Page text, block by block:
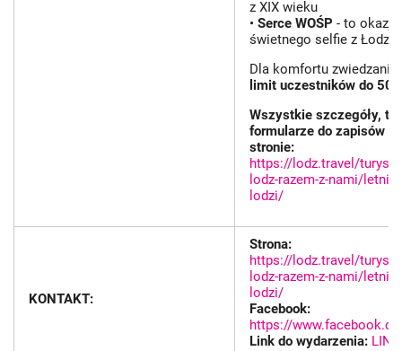
z XIX wieku
• Serce WOŚP - to
świetnego selfie z
Dla komfortu zwiedzania
limit uczestników do 50
Wszystkie szczegóły,
formularze do zapisów
stronie:
https://lodz.travel/
lodz-razem-z-nami/
lodzi/
KONTAKT:
Strona:
https://lodz.travel/
lodz-razem-z-nami/
lodzi/
Facebook:
https://
Link do wydarzenia: LINK